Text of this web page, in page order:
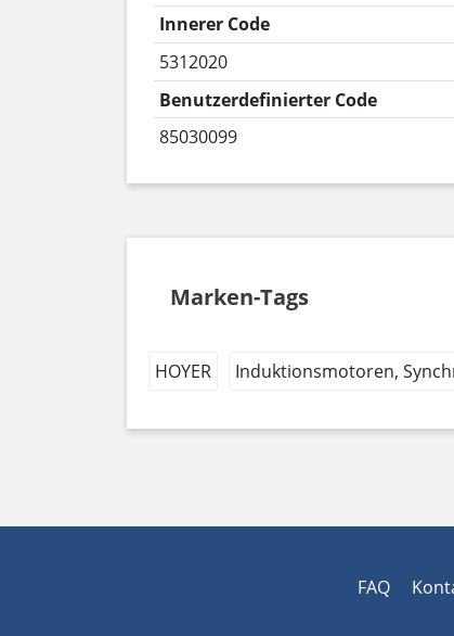
Innerer Code
5312020
Benutzerdefinierter Code
85030099
Marken-Tags
HOYER Induktionsmotoren,
FAQ